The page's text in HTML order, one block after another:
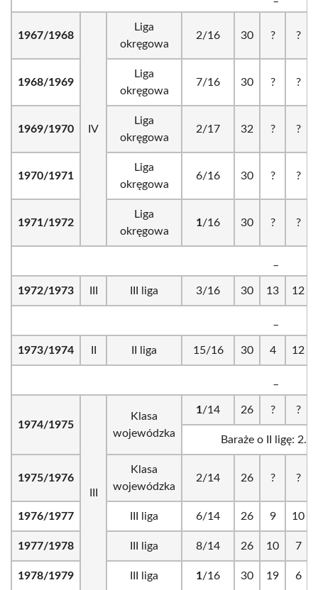
1967/1968
IV
Liga
okręgowa
2/16 30 ? ?
1968/1969
Liga
okręgowa
7/16 30 ? ?
1969/1970
Liga
okręgowa
2/17 32 ? ?
1970/1971
Liga
okręgowa
6/16 30 ? ?
1971/1972
Liga
okręgowa
1/16 30 ? ?
1972/1973 III liga 3/16 30 13 12
1973/1974 II liga 15/16 30 4 12
1974/1975
Klasa
wojewódzka
1/14 26 ? ?
Baraże o II ligę: 2.
1975/1976
Klasa
wojewódzka
2/14 26 ? ?
1976/1977 III liga 6/14 26 9 10
1977/1978 III liga 8/14 26 10 7
1978/1979 III liga 1/16 30 19 6